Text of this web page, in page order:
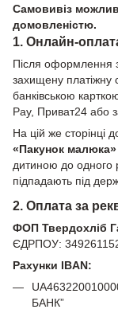
Самовивіз
домовленістю.
1. Онлайн-
Після оформлення
захищену платіжну
банківською
Pay, Приват24 або
На цій же сторінці
«Пакунок малюка»
дитиною до одного
підпадають під
2. Оплата за
ФОП Твердохліб
ЄДРПОУ:
Рахунки IBAN:
БАНК”